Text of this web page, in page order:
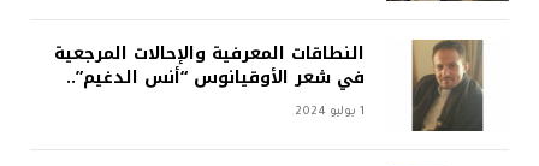
النطاقات المعرفية والإحالات المرجعية
في شعر الأوقيانوس “أنس الدغيم”..
1 يوليو 2024